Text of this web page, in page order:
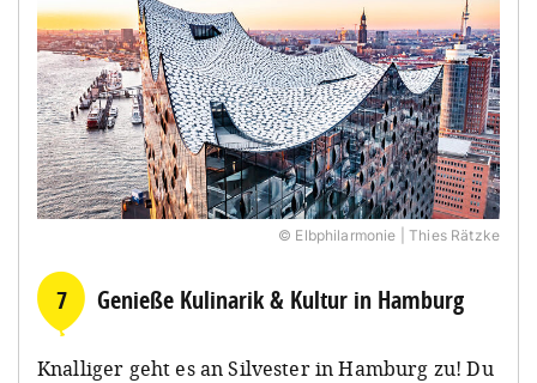
© Elbphilarmonie | Thies Rätzke
7 Genieße Kulinarik & Kultur in Hamburg
Knalliger geht es an Silvester in Hamburg zu! Du